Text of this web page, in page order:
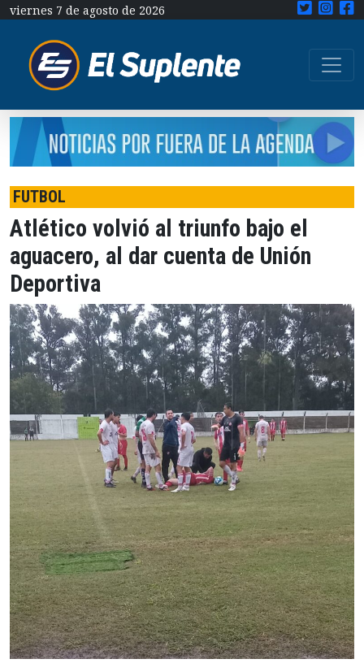
viernes 7 de agosto de 2026
FUTBOL
Atlético volvió al triunfo bajo el
aguacero, al dar cuenta de Unión
Deportiva